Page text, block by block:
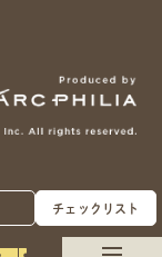
チェックリスト